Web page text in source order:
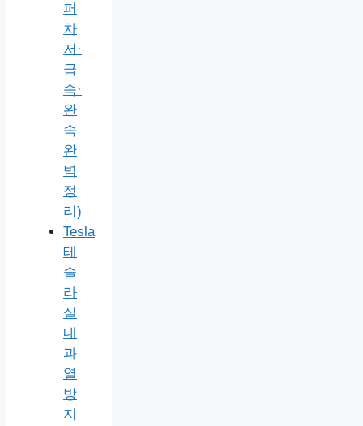
퍼
차
저·
급
속·
완
속
완
벽
정
리)
Tesla
테
슬
라
실
내
과
열
방
지